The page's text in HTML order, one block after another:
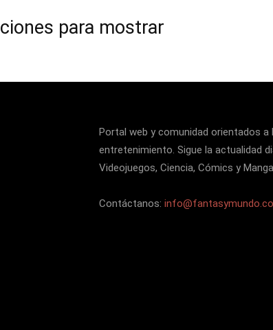
para mostrar
Portal web y comunidad orientados a
entretenimiento. Sigue la actualidad
Videojuegos, Ciencia, Cómics y
Contáctanos: